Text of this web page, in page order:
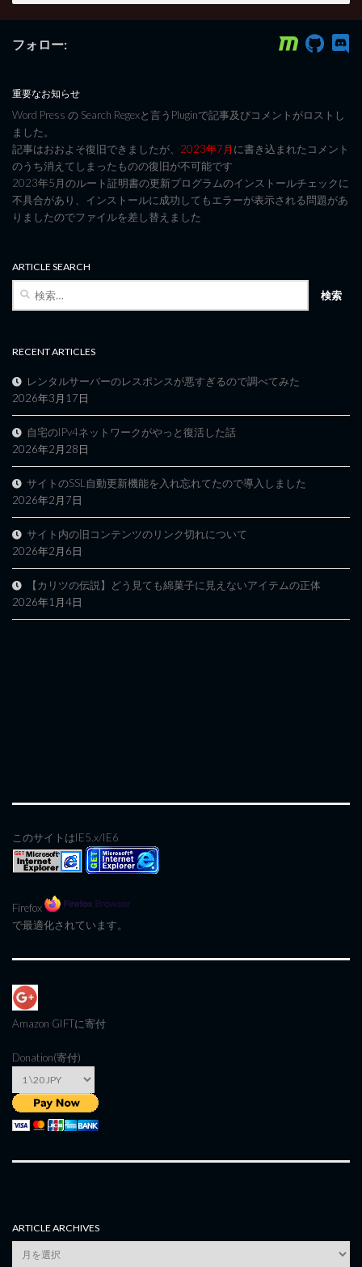
フォロー:
重要なお知らせ
Word Press の Search Regexと言うPluginで記事及びコメントがロストし
ました。
記事はおおよそ復旧できましたが、 2023年7月に書き込まれたコメント
のうち消えてしまったものの復旧が不可能です
2023年5月のルート証明書の更新プログラムのインストールチェックに
不具合があり、インストールに成功してもエラーが表示される問題があ
りましたのでファイルを差し替えました
ARTICLE SEARCH
検
RECENT ARTICLES
レンタルサーバーのレスポンスが悪すぎるので調べてみた
2026年3月17日
自宅のIPv4ネットワークがやっと復活した話
2026年2月28日
サイトのSSL自動更新機能を入れ忘れてたので導入しました
2026年2月7日
サイト内の旧コンテンツのリンク切れについて
2026年2月6日
【カリツの伝説】どう見ても綿菓子に見えないアイテムの正体
2026年1月4日
このサイトはIE5.x/IE6
Firefox
で最適化されています。
Amazon GIFTに寄付
Donation(寄付)
ARTICLE ARCHIVES
Article